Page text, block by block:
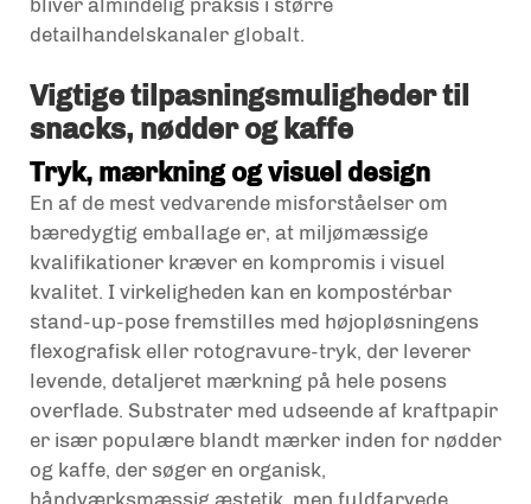
bliver almindelig praksis i større
detailhandelskanaler globalt.
Vigtige tilpasningsmuligheder til
snacks, nødder og kaffe
Tryk, mærkning og visuel design
En af de mest vedvarende misforståelser om
bæredygtig emballage er, at miljømæssige
kvalifikationer kræver en kompromis i visuel
kvalitet. I virkeligheden kan en kompostérbar
stand-up-pose fremstilles med højopløsningens
flexografisk eller rotogravure-tryk, der leverer
levende, detaljeret mærkning på hele posens
overflade. Substrater med udseende af kraftpapir
er især populære blandt mærker inden for nødder
og kaffe, der søger en organisk,